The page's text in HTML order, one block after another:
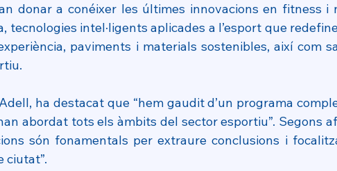
donar a conéixer les últimes innovacions en fitness i
tecnologies intel·ligents aplicades a l’esport que
paviments i materials sostenibles, així com
ha destacat que “hem gaudit d’un programa
abordat tots els àmbits del sector esportiu”. Segons
són fonamentals per extraure conclusions i
ciutat”.